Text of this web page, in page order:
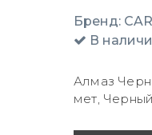
Бренд:
В
Алмаз
мет,